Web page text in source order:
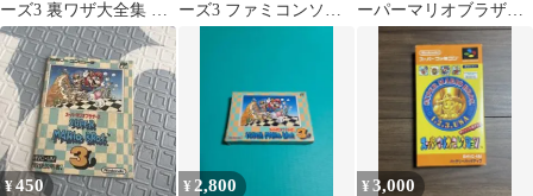
ーズ3 裏ワザ大全集 決
定版
ーズ3 ファミコンソフ
ーパーマリオブラザー
ズ 後期 FFマーク
¥450 ¥ 2,800 ¥3,000